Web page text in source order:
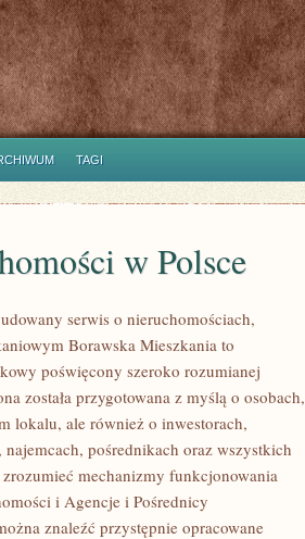
TAGI
w Polsce
serwis o nieruchomościach,
Borawska Mieszkania to
poświęcony szeroko rozumianej
została przygotowana z myślą o osobach,
lokalu, ale również o inwestorach,
najemcach, pośrednikach oraz wszystkich
mechanizmy funkcjonowania
i Agencje i Pośrednicy
znaleźć przystępnie opracowane